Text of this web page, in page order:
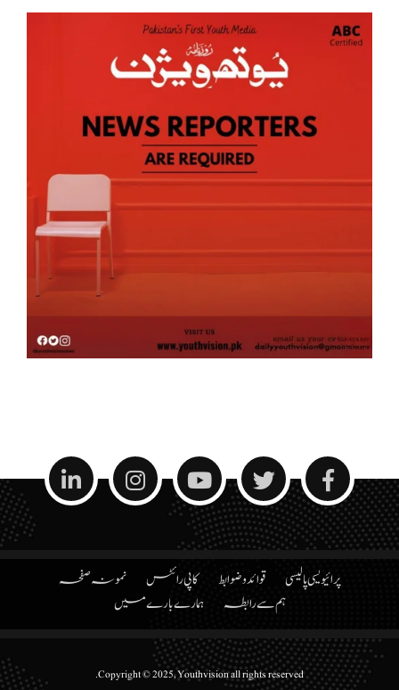
پرائیویسی پالیسی قوائد و ضوابط کاپی رائٹس
نمونہ صفحہ
ہم سے رابطہ
ہمارے بارے میں
Copyright © 2025, Youthvision all rights reserved.